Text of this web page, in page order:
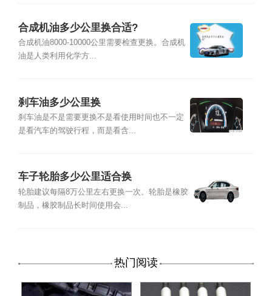
合成机油多少公里换合适?
合成机油8000-10000公里需要检查更换。合成机
油是人类利用化学方...
刹车油多少公里换
刹车油是不是需要更换不是看使用时间也不一定
是看汽车的驾驶行程，而是看含...
车子轮胎多少公里适合换
轮胎建议每隔8万公里左右更换一次。轮胎是橡胶
制品，橡胶制品长时间使用会...
热门阅读